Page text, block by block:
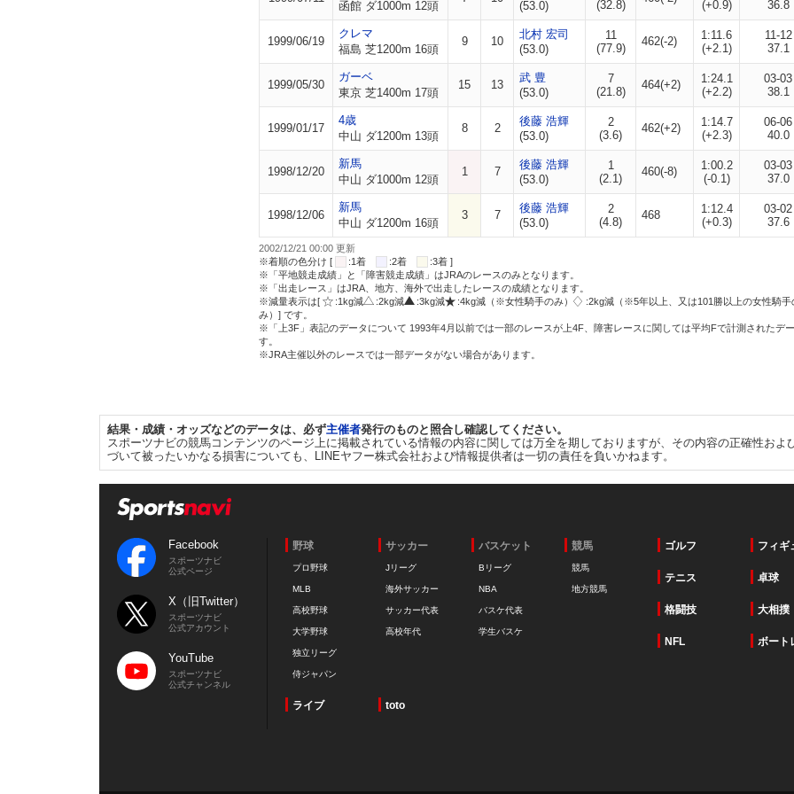
函館 ダ1000m 12頭
(53.0)
(32.8)
(+0.9)
36.8
1999/06/19
クレマ
福島 芝1200m 16頭
9 10
北村 宏司
(53.0)
11
(77.9)
462(-2)
1:11.6
(+2.1)
11-12
37.1
1999/05/30
ガーベ
東京 芝1400m 17頭
15 13
武 豊
(53.0)
7
(21.8)
464(+2)
1:24.1
(+2.2)
03-03
38.1
1999/01/17
4歳
中山 ダ1200m 13頭
8 2
後藤 浩輝
(53.0)
2
(3.6)
462(+2)
1:14.7
(+2.3)
06-06
40.0
1998/12/20
新馬
中山 ダ1000m 12頭
1 7
後藤 浩輝
(53.0)
1
(2.1)
460(-8)
1:00.2
(-0.1)
03-03
37.0
1998/12/06
新馬
中山 ダ1200m 16頭
3 7
後藤 浩輝
(53.0)
2
(4.8)
468
1:12.4
(+0.3)
03-02
37.6
2002/12/21 00:00 更新
※着順の色分け [
:1着 :2着
:3着 ]
※「平地競走成績」と「障害競走成績」はJRAのレースのみとなります。
※「出走レース」はJRA、地方、海外で出走したレースの成績となります。
※減量表示は[
:1kg減 :2kg減 :3kg減 :4kg減（※女性騎手のみ）
:2kg減（※5年以上、又は101勝以上の女性騎手
み）] です。
※「上3F」表記のデータについて 1993年4月以前では一部のレースが上4F、障害レースに関しては平均Fで計測されたデ
す。
※JRA主催以外のレースでは一部データがない場合があります。
結果・成績・オッズなどのデータは、必ず主催者発行のものと照合し確認してください。
スポーツナビの競馬コンテンツのページ上に掲載されている情報の内容に関しては万全を期しておりますが、その内容の正確性お
づいて被ったいかなる損害についても、LINEヤフー株式会社および情報提供者は一切の責任を負いかねます。
Facebook
スポーツナビ
公式ページ
X（旧Twitter）
スポーツナビ
公式アカウント
YouTube
スポーツナビ
公式チャンネル
野球
プロ野球
MLB
高校野球
大学野球
独立リーグ
侍ジャパン
サッカー
Jリーグ
海外サッカー
サッカー代表
高校年代
バスケット
Bリーグ
NBA
バスケ代表
学生バスケ
競馬
競馬
地方競馬
ゴルフ フィギ
テニス 卓球
格闘技 大相撲
NFL ボート
ライブ toto